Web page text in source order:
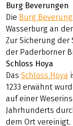
Burg Beverungen
Die Burg
Wasserburg an
Zur Sicherung der
der Paderborner
Schloss Hoya
DasSchloss Hoya
1233 erwähnt
auf einer
Jahrhunderts
dem Ort vereinigt.